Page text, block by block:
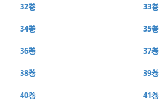
32巻 33巻
34巻 35巻
36巻 37巻
38巻 39巻
40巻 41巻